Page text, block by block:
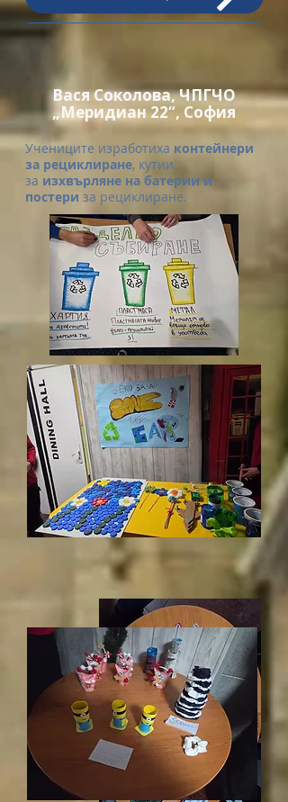
Вася Соколова, ЧПГЧО
„Меридиан 22“, София
Учениците изработиха контейнери
за рециклиране, кутии
за изхвърляне на батерии и
постери за рециклиране.